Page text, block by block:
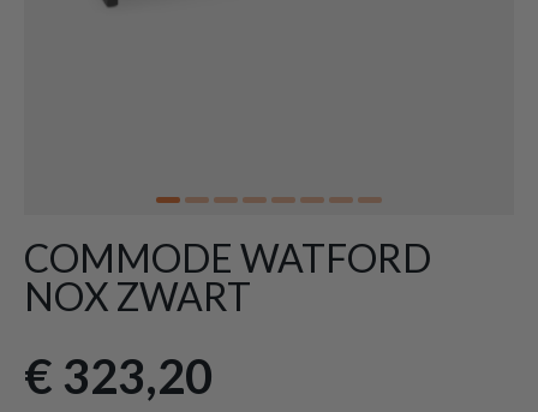
COMMODE WATFORD
NOX ZWART
€ 323,20